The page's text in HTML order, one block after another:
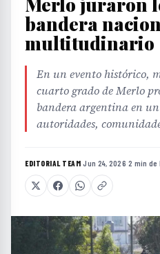
bandera
multitudinario
En un evento histórico,
cuarto grado de Merlo
bandera argentina en
autoridades,
EDITORIAL TEAM·Jun 24, 2026·2 min de